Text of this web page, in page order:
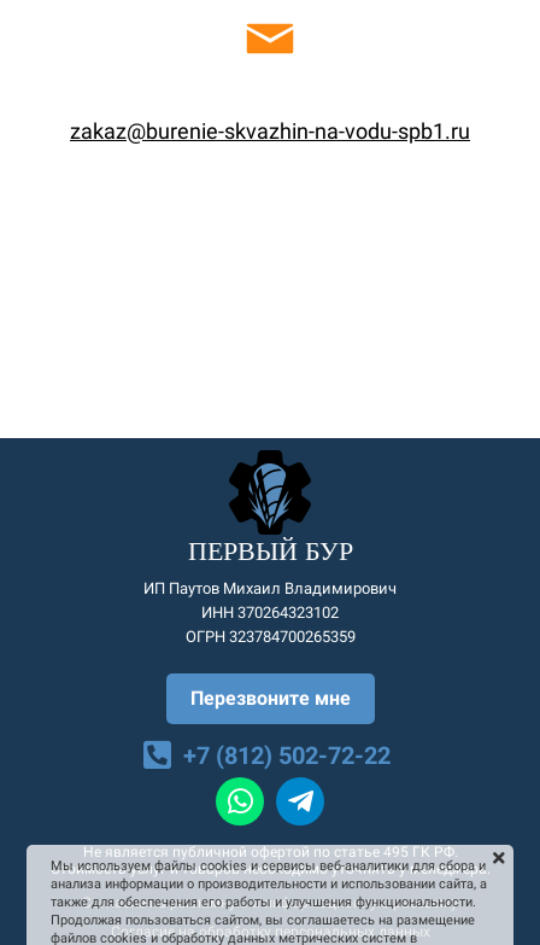
zakaz@burenie-skvazhin-na-vodu-spb1.ru
ПЕРВЫЙ БУР
ИП Паутов Михаил Владимирович
ИНН 370264323102
ОГРН 323784700265359
Перезвоните мне
+7 (812) 502-72-22
Не является публичной офертой по статье 495 ГК РФ.
Стоимость услуг и товаров необходимо уточнять у менеджера.
Согласие на рекламную и информационную рассылку
Согласие на обработку персональных данных
Мы используем файлы cookies и сервисы веб-аналитики для сбора и
анализа информации о производительности и использовании сайта, а
также для обеспечения его работы и улучшения функциональности.
Продолжая пользоваться сайтом, вы соглашаетесь на размещение
файлов cookies и обработку данных метрических систем в